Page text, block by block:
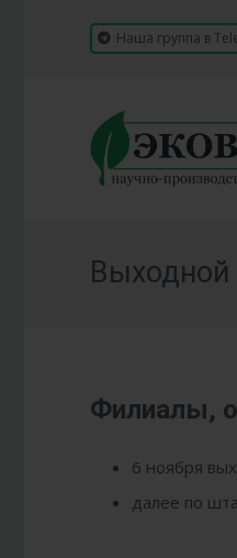
Наша группа в
Выходной
Филиалы,
6 ноября
далее по